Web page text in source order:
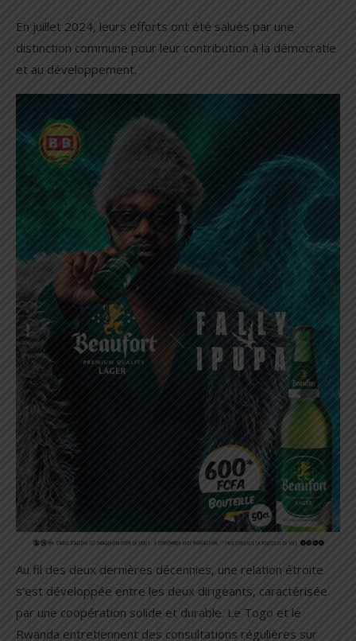
En juillet 2024, leurs efforts ont été salués par une
distinction commune pour leur contribution à la démocratie
et au développement.
Au fil des deux dernières décennies, une relation étroite
s’est développée entre les deux dirigeants, caractérisée
par une coopération solide et durable. Le Togo et le
Rwanda entretiennent des consultations régulières sur